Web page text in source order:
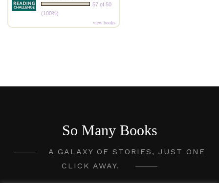
57 of 50
(100%)
view books
So Many Books
A GALAXY OF STORIES, JUST ONE
CLICK AWAY.